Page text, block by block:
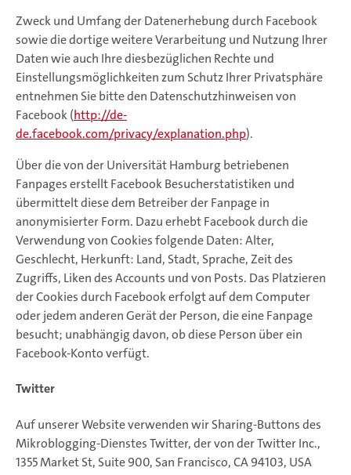
Zweck und Umfang der Datenerhebung durch Facebook
sowie die dortige weitere Verarbeitung und Nutzung Ihrer
Daten wie auch Ihre diesbezüglichen Rechte und
Einstellungsmöglichkeiten zum Schutz Ihrer Privatsphäre
entnehmen Sie bitte den Datenschutzhinweisen von
Facebook (http://de-
de.facebook.com/privacy/explanation.php).
Über die von der Universität Hamburg betriebenen
Fanpages erstellt Facebook Besucherstatistiken und
übermittelt diese dem Betreiber der Fanpage in
anonymisierter Form. Dazu erhebt Facebook durch die
Verwendung von Cookies folgende Daten: Alter,
Geschlecht, Herkunft: Land, Stadt, Sprache, Zeit des
Zugriffs, Liken des Accounts und von Posts. Das Platzieren
der Cookies durch Facebook erfolgt auf dem Computer
oder jedem anderen Gerät der Person, die eine Fanpage
besucht; unabhängig davon, ob diese Person über ein
Facebook-Konto verfügt.
Twitter
Auf unserer Website verwenden wir Sharing-Buttons des
Mikroblogging-Dienstes Twitter, der von der Twitter Inc.,
1355 Market St, Suite 900, San Francisco, CA 94103, USA